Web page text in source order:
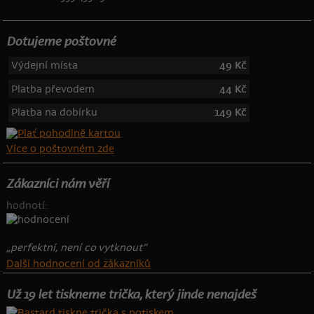
Dotujeme poštovné
Výdejní místa
49 Kč
Platba převodem
44 Kč
Platba na dobírku
149 Kč
Více o poštovném zde
Zákazníci nám věří
hodnotí:
„perfektní, není co vytknout“
Další hodnocení od zákazníků
Už 19 let tiskneme trička, který jinde nenajdeš